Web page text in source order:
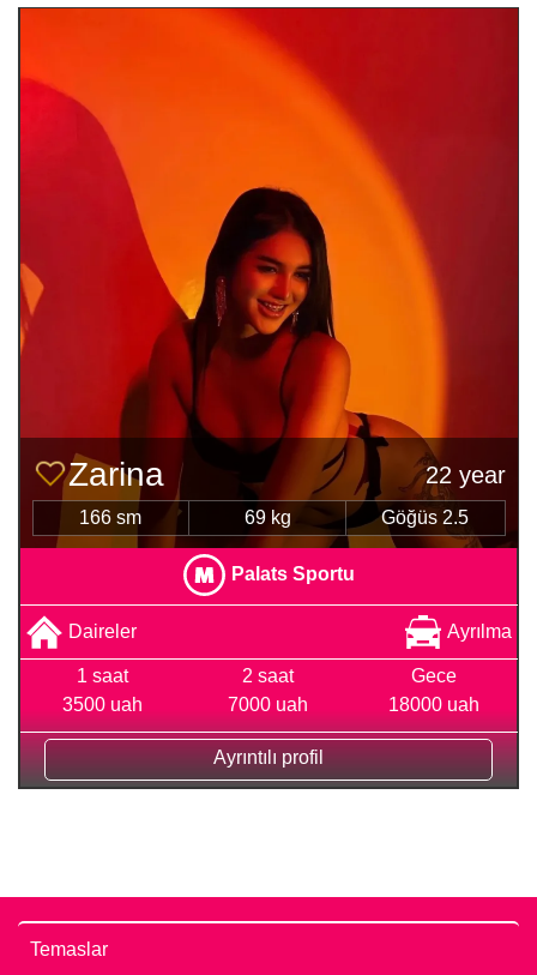
Zarina 22 year
166 sm 69 kg Göğüs 2.5
Palats Sportu
Daireler Ayrılma
1 saat
3500 uah
2 saat
7000 uah
Gece
18000 uah
Ayrıntılı profil
Temaslar